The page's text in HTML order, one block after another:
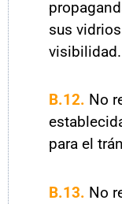
sus
visibilidad.
B.12. No
para el
B.13. No